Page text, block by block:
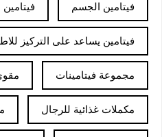
فيتامين الجسم
فيتامين يساعد على التركيز
مجموعة فيتامينات
مكملات غذائية للرجال